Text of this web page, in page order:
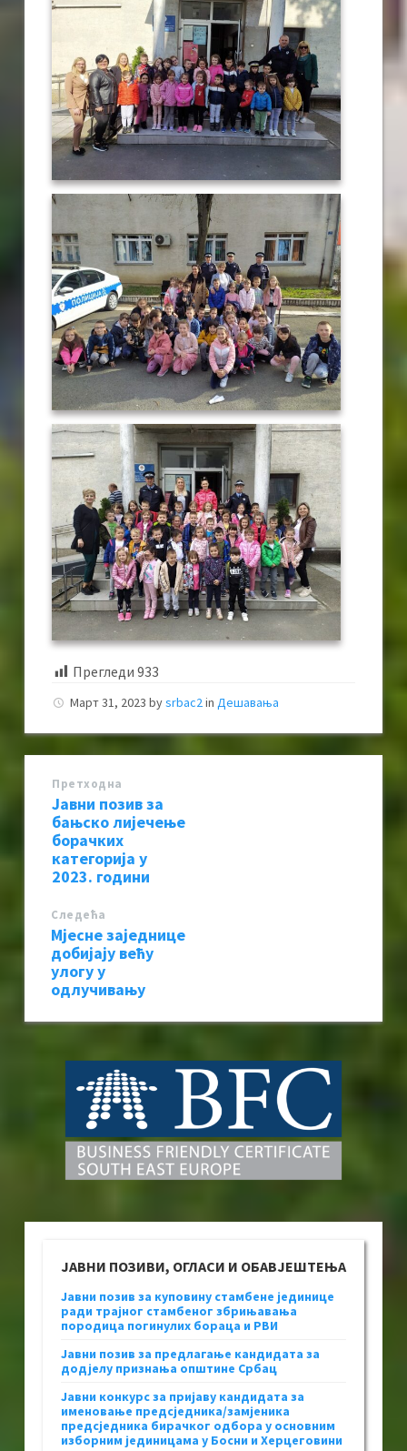
Прегледи 933
Март 31, 2023 bysrbac2in Дешавања
Претходна
Јавни позив за
бањско лијечење
борачких
категорија у
2023. години
Следећa
Мјесне заједнице
добијају већу
улогу у
одлучивању
ЈАВНИ ПОЗИВИ, ОГЛАСИ И ОБАВЈЕШТЕЊА
Јавни позив за куповину стамбене јединице
ради трајног стамбеног збрињавања
породица погинулих бораца и РВИ
Јавни позив за предлагање кандидата за
додјелу признања општине Србац
Јавни конкурс за пријаву кандидата за
именовање предсједника/замјеника
предсједника бирачког одбора у основним
изборним јединицама у Босни и Херцеговини